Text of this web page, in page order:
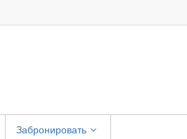
Забронировать